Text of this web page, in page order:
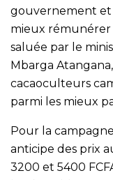
gouvernement et
mieux
saluée par le
Mbarga
cacaoculteurs
parmi les mieux
Pour la
anticipe des prix
3200 et 5400